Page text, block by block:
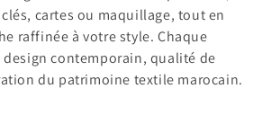
cartes ou maquillage, tout en
raffinée à votre style. Chaque
contemporain, qualité de
du patrimoine textile marocain.